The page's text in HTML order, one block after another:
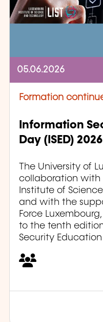
05.06.2026
Formation
Information
Day (ISED) 2026
The University of
collaboration with
Institute of
and with the
Force
to the tenth
Security Education